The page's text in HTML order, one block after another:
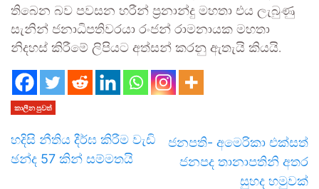
තිබෙන බව පවසන හරීන් ප්‍රනාන්දු මහතා එය ලැබුණු
සැනින් ජනාධිපතිවරයා රංජන් රාමනායක මහතා
නිදහස් කිරීමේ ලිපියට අත්සන් කරනු ඇතැයි කියයි.
කාලීන පුවත්
හදිසි නීතිය දීර්ඝ කිරීම වැඩි
ඡන්ද 57 කින් සම්මතයි
ජනපති- අමෙරිකා එක්සත්
ජනපද තානාපතිනි අතර
සුහද හමුවක්